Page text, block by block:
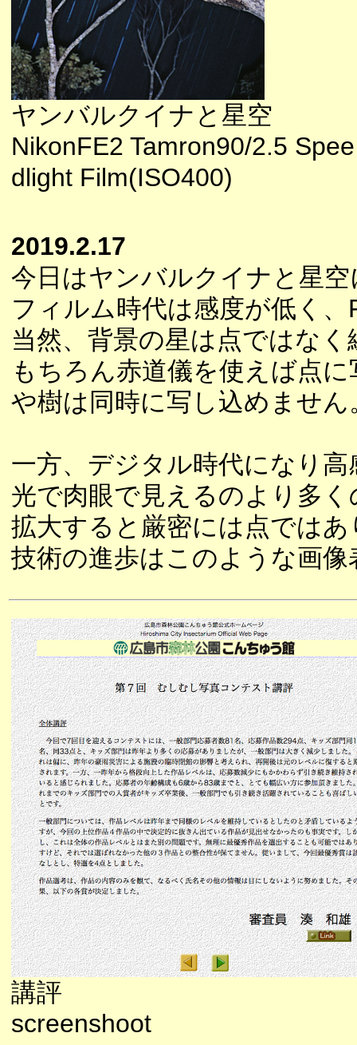
ヤンバルクイナと星空
NikonFE2 Tamron90/2.5 Spee
dlight Film(ISO400)
2019.2.17
今日はヤンバルクイナと星
フィルム時代は感度が低く
当然、背景の星は点ではな
もちろん赤道儀を使えば点
や樹は同時に写し込めません
一方、デジタル時代になり
光で肉眼で見えるのより多
拡大すると厳密には点では
技術の進歩はこのような画
講評
screenshoot